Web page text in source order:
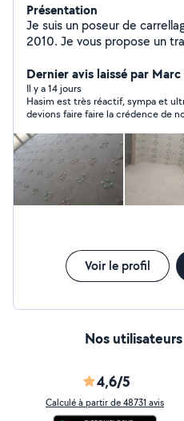
Présentation
Je suis un poseur de
2010. Je vous propose un
Dernier avis laissé par
Il y a 14 jours
Hasim est très réactif, sympa et
devions faire faire la crédence de
midi, il était là le soir même pour
tarification juste. Contrairement
reçu où les personnes me
message, lui a pris la peine de se
et ensuite il m'a proposé son tarif.
pour la crédence de la salle de bain
Voir le profil
Nos
4,6/5
Calculé à partir de 48731 avis